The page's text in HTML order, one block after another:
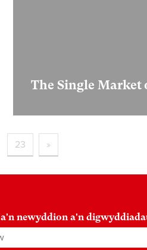
The Single Market
23 »
newyddion a'n